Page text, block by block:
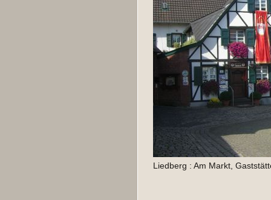
Liedberg : Am Markt,